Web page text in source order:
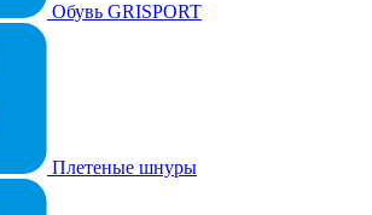
Обувь GRISPORT
Плетеные шнуры